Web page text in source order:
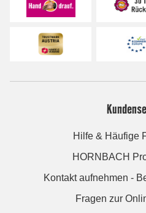
Hilfe & Häufige
HORNBACH
Kontakt aufnehmen -
Fragen zur